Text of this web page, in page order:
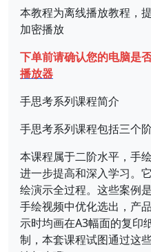
本教程为离线播放教程，
加密播放
下单前请确认您的电脑是
播放器
手思考系列课程简介
手思考系列课程包括三个
本课程属于二阶水平，手
进一步提高和深入学习。
绘演示全过程。这些案例
手绘视频中优化选出，产
示时均画在A3幅面的复印
制，本套课程试图通过这